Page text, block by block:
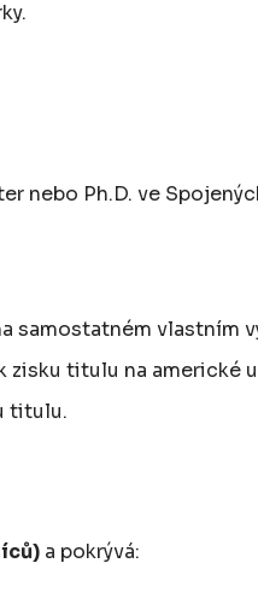
nebo Ph.D. ve
samostatném vlastním
zisku titulu na americké
titulu.
a pokrývá: